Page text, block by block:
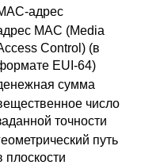
адрес
MAC (Media
Control) (в
EUI-64)
сумма
число
точности
путь
плоскости